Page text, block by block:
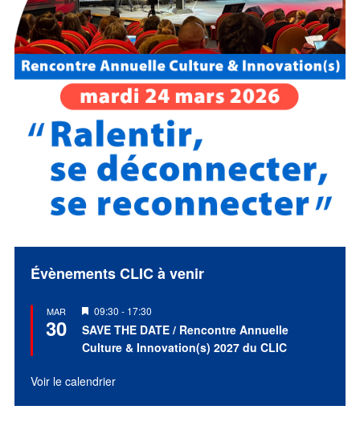
Évènements CLIC à venir
MAR
30
Mis
en
avant
09:30 - 17:30
SAVE THE DATE / Rencontre Annuelle
Culture & Innovation(s) 2027 du CLIC
Voir le calendrier